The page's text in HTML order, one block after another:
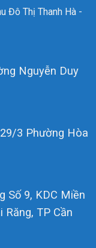
Đô Thị Thanh Hà -
Nguyễn Duy
3 Phường Hòa
Số 9, KDC Miền
Răng, TP Cần